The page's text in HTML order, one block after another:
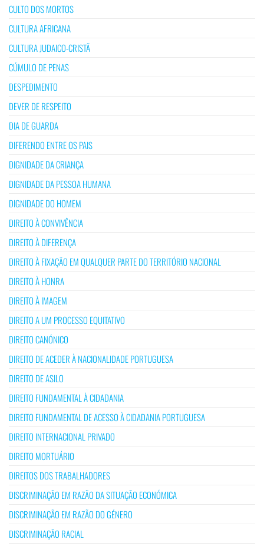
CULTO DOS MORTOS
CULTURA AFRICANA
CULTURA JUDAICO-CRISTÃ
CÚMULO DE PENAS
DESPEDIMENTO
DEVER DE RESPEITO
DIA DE GUARDA
DIFERENDO ENTRE OS PAIS
DIGNIDADE DA CRIANÇA
DIGNIDADE DA PESSOA HUMANA
DIGNIDADE DO HOMEM
DIREITO À CONVIVÊNCIA
DIREITO À DIFERENÇA
DIREITO À FIXAÇÃO EM QUALQUER PARTE DO TERRITÓRIO NACIONAL
DIREITO À HONRA
DIREITO À IMAGEM
DIREITO A UM PROCESSO EQUITATIVO
DIREITO CANÓNICO
DIREITO DE ACEDER À NACIONALIDADE PORTUGUESA
DIREITO DE ASILO
DIREITO FUNDAMENTAL À CIDADANIA
DIREITO FUNDAMENTAL DE ACESSO À CIDADANIA PORTUGUESA
DIREITO INTERNACIONAL PRIVADO
DIREITO MORTUÁRIO
DIREITOS DOS TRABALHADORES
DISCRIMINAÇÃO EM RAZÃO DA SITUAÇÃO ECONÓMICA
DISCRIMINAÇÃO EM RAZÃO DO GÉNERO
DISCRIMINAÇÃO RACIAL